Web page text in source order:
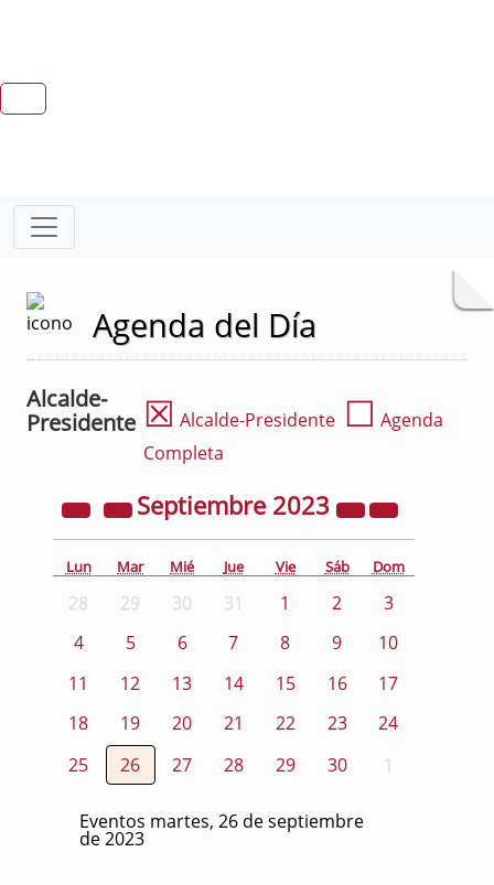
Agenda del Día
Alcalde-
Presidente ☒ Alcalde-Presidente ☐ Agenda
Completa
Septiembre 2023
Lun Mar Mié Jue Vie Sáb Dom
28 29 30 31 1 2
3
4
5 6 7 8 9
10
11
12 13 14 15 16
17
18
19 20 21 22 23
24
25
26 27 28 29 30 1
Eventos martes, 26 de septiembre
de 2023